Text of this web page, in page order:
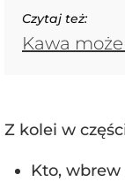
Czytaj też:
Kawa
Z kolei w
Kto,